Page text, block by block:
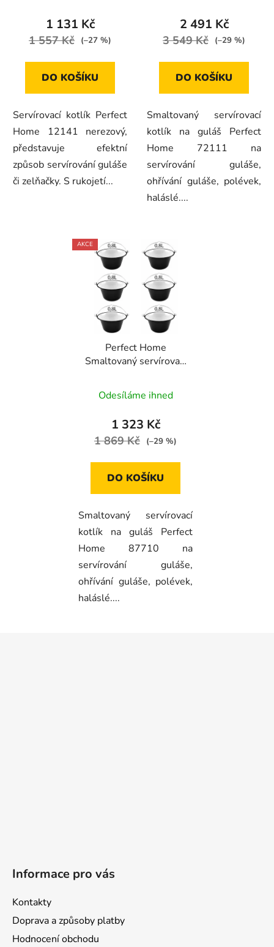
1 131 Kč
1 557 Kč (–27 %)
DO KOŠÍKU
Servírovací kotlík Perfect
Home 12141 nerezový,
představuje efektní
způsob servírování guláše
či zelňačky. S rukojetí...
2 491 Kč
3 549 Kč (–29 %)
DO KOŠÍKU
Smaltovaný servírovací
kotlík na guláš Perfect
Home 72111 na
servírování guláše,
ohřívání guláše, polévek,
haláslé....
AKCE
Perfect Home
Smaltovaný servírovací
87710
Odesíláme ihned
1 323 Kč
1 869 Kč (–29 %)
DO KOŠÍKU
Smaltovaný servírovací
kotlík na guláš Perfect
Home 87710 na
servírování guláše,
ohřívání guláše, polévek,
haláslé....
Informace pro vás
Kontakty
Doprava a způsoby platby
Hodnocení obchodu